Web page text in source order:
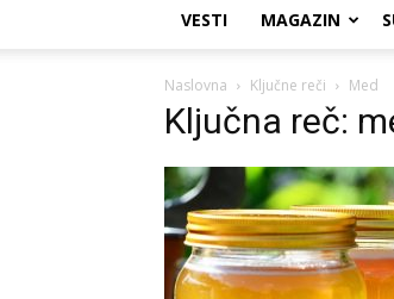
VESTI MAGAZIN
Naslovna Ključne reči Med
Ključna reč: